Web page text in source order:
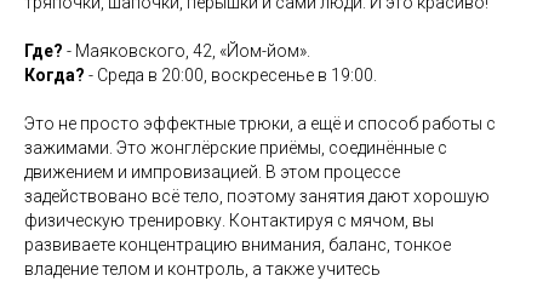
Где? - Маяковского, 42, «Йом-йом».
Когда? - Среда в 20:00, воскресенье в 19:00.
Это не просто эффектные трюки, а ещё и способ работы с
зажимами. Это жонглёрские приёмы, соединённые с
движением и импровизацией. В этом процессе
задействовано всё тело, поэтому занятия дают хорошую
физическую тренировку. Контактируя с мячом, вы
развиваете концентрацию внимания, баланс, тонкое
владение телом и контроль, а также учитесь